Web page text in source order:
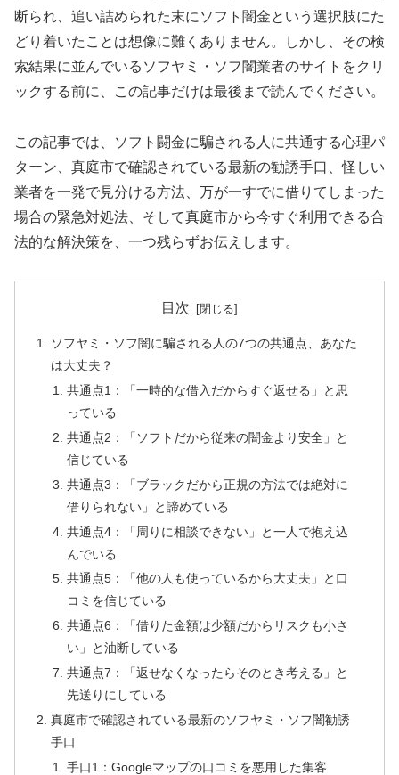
断られ、追い詰められた末にソフト闇金という選択肢にた
どり着いたことは想像に難くありません。しかし、その検
索結果に並んでいるソフヤミ・ソフ闇業者のサイトをクリ
ックする前に、この記事だけは最後まで読んでください。
この記事では、ソフト闘金に騙される人に共通する心理パ
ターン、真庭市で確認されている最新の勧誘手口、怪しい
業者を一発で見分ける方法、万が一すでに借りてしまった
場合の緊急対処法、そして真庭市から今すぐ利用できる合
法的な解決策を、一つ残らずお伝えします。
目次
ソフヤミ・ソフ闇に騙される人の7つの共通点、あなた
は大丈夫？
共通点1：「一時的な借入だからすぐ返せる」と思
っている
共通点2：「ソフトだから従来の闇金より安全」と
信じている
共通点3：「ブラックだから正規の方法では絶対に
借りられない」と諦めている
共通点4：「周りに相談できない」と一人で抱え込
んでいる
共通点5：「他の人も使っているから大丈夫」と口
コミを信じている
共通点6：「借りた金額は少額だからリスクも小さ
い」と油断している
共通点7：「返せなくなったらそのとき考える」と
先送りにしている
真庭市で確認されている最新のソフヤミ・ソフ闇勧誘
手口
手口1：Googleマップの口コミを悪用した集客